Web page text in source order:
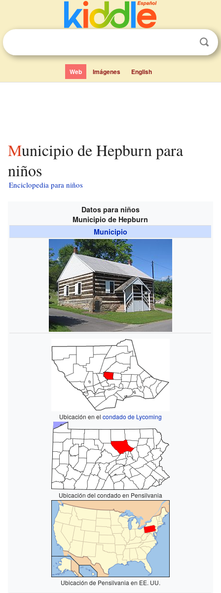
Web Imágenes English
Municipio de Hepburn para
niños
Enciclopedia para niños
Datos para niños
Municipio de Hepburn
Municipio
Ubicación en el condado de Lycoming
Ubicación del condado en Pensilvania
Ubicación de Pensilvania en EE. UU.